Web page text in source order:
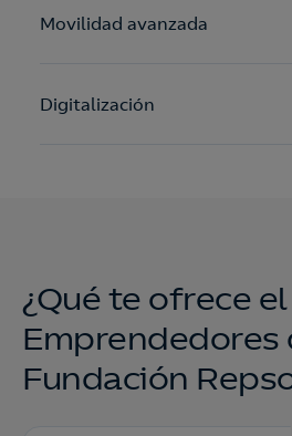
Movilidad avanzada
Digitalización
¿Qué te ofrece
Emprendedores
Fundación